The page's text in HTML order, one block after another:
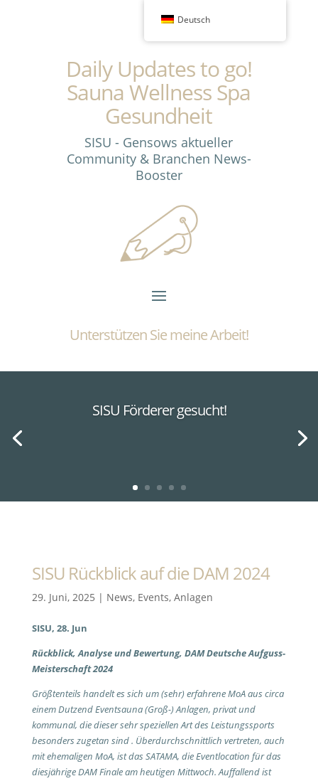
Daily Updates to go!
Sauna Wellness Spa
Gesundheit
SISU - Gensows aktueller
Community & Branchen News-
Booster
Unterstützen Sie meine Arbeit!
SISU Förderer gesucht!
SISU Rückblick auf die DAM 2024
29. Juni, 2025 | News, Events, Anlagen
SISU, 28. Jun
Rückblick, Analyse und Bewertung, DAM Deutsche Aufguss-
Meisterschaft 2024
Größtenteils handelt es sich um (sehr) erfahrene MoA aus circa
einem Dutzend Eventsauna (Groß-) Anlagen, privat und
kommunal, die dieser sehr speziellen Art des Leistungssports
besonders zugetan sind . Überdurchschnittlich vertreten, auch
mit ehemaligen MoA, ist das SATAMA, die Eventlocation für das
diesjährige DAM Finale am heutigen Mittwoch. Auffallend ist
Deutsch